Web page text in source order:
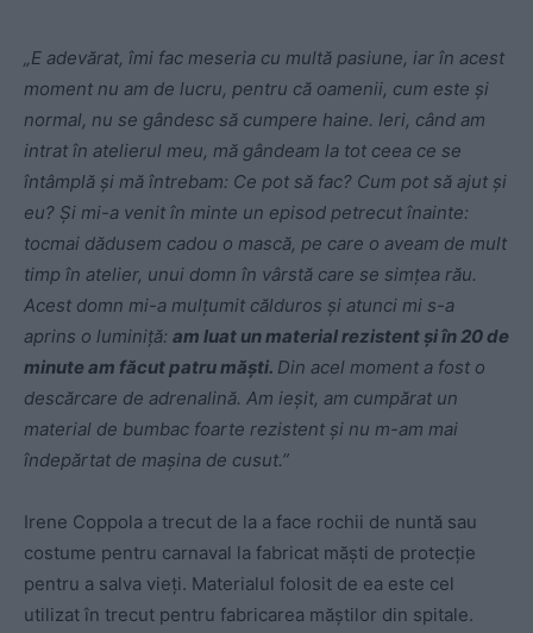
„E adevărat, îmi fac meseria cu multă pasiune, iar în acest
moment nu am de lucru, pentru că oamenii, cum este şi
normal, nu se gândesc să cumpere haine. Ieri, când am
intrat în atelierul meu, mă gândeam la tot ceea ce se
întâmplă şi mă întrebam: Ce pot să fac? Cum pot să ajut şi
eu? Şi mi-a venit în minte un episod petrecut înainte:
tocmai dădusem cadou o mască, pe care o aveam de mult
timp în atelier, unui domn în vârstă care se simțea rău.
Acest domn mi-a mulțumit călduros şi atunci mi s-a
aprins o luminiță: am luat un material rezistent şi în 20 de
minute am făcut patru măşti. Din acel moment a fost o
descărcare de adrenalină. Am ieşit, am cumpărat un
material de bumbac foarte rezistent şi nu m-am mai
îndepărtat de maşina de cusut.”
Irene Coppola a trecut de la a face rochii de nuntă sau
costume pentru carnaval la fabricat măşti de protecție
pentru a salva vieți. Materialul folosit de ea este cel
utilizat în trecut pentru fabricarea măştilor din spitale.